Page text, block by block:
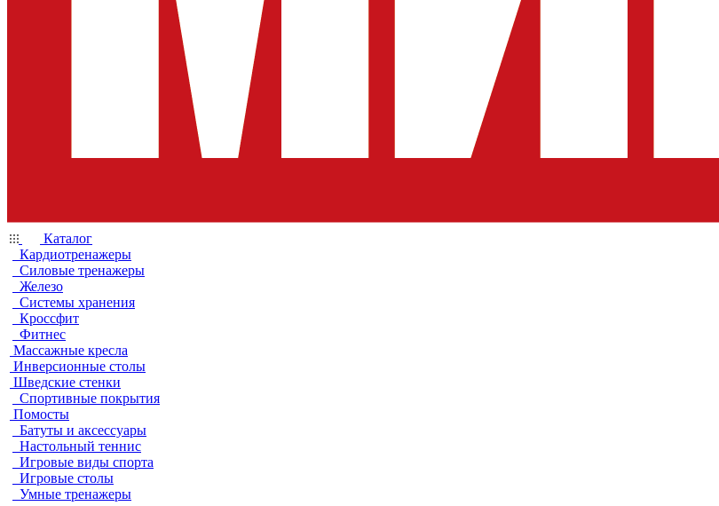
Каталог
Кардиотренажеры
Силовые тренажеры
Железо
Системы хранения
Кроссфит
Фитнес
Массажные кресла
Инверсионные столы
Шведские стенки
Спортивные покрытия
Помосты
Батуты и аксессуары
Настольный теннис
Игровые виды спорта
Игровые столы
Умные тренажеры